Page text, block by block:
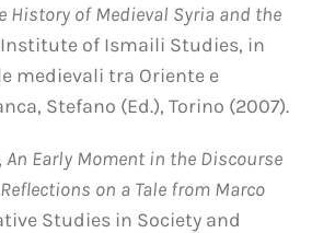
History of Medieval Syria and the
Institute of Ismaili Studies, in
medievali tra Oriente e
Stefano (Ed.), Torino (2007).
An Early Moment in the Discourse
on a Tale from Marco
Studies in Society and